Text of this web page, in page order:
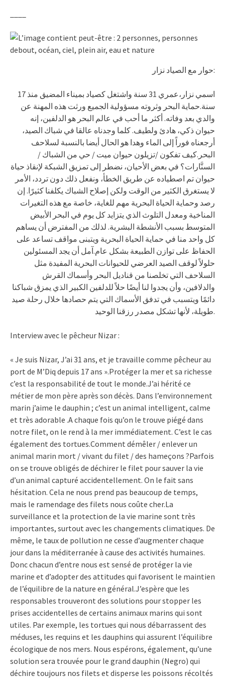
حوار مع الصياد نزار:
اسمي نزار،عمري 31 سنة واشتغل كصياد بميناء المضيق منذ 17
سنة.حماية البحر وثروته مسؤولية الجميع ورثت هذه المهنة عن
والدي بعد وفاته. أكثر ما أحب في عالم البحر هو الدلفين، إنه
حيوان ذكي، هادئ ولطيف. كلما وجدناه عالقا في شباك الصيد،
أرجعناه فوراً إلى الماء وهدا هو الحال أيضا بالنسبة لسلاحف
البحر.كيف تفكون /تزيلون حيوان ميت / حي من الشباك /
السنَّارات؟ في بعض الأحيان، نضطر إلى تمزيق الشبكة لإنقاذ حياة
حيوان تم اصطياده عن طريق الخطأ، ونفعل ذلك دون تردد، الأمر
لا يستغرق الكثير من الوقت ولكن إصلاح الشباك يكلفنا كثيرًا. إن
رصد وحماية الحياة البحرية مهم للغاية، خاصة مع هذه التغيرات
المناخية ومعدل التلوث الذي يتزايد كل يوم في البحر الأبيض
المتوسط بسبب الأنشطة البشرية. لذلك من المفترض أن يساهم
كل واحد منا في حماية الحياة البحرية ويتبنى مواقف تساعد على
الحفاظ على توازن الطبيعة بشكل عام.آمل أن يجد المسئولين
حلولاً لوقف الصيد العرضي للحيوانات البحرية المفيدة مثل
السلاحف التي تخلصنا من قناديل البحر وأسماك القرش
والدلافين، وأن يجدوا لنا أيضًا حلاً للدلفين الكبير الذي يمزق شباكنا
دائمًا ويتسبب في تدفق الأسماك التي يتم حصادها خلال رحلة صيد
طويلة، لأنها تشكل مصدر رزقنا الوحيد.
Interview avec le pêcheur Nizar :
« Je suis Nizar, J’ai 31 ans, et je travaille comme pêcheur au
port de M’Diq depuis 17 ans ».Protéger la mer et sa richesse
c’est la responsabilité de tout le monde.J’ai hérité ce
métier de mon père après son décès. Dans l’environnement
marin j’aime le dauphin ; c’est un animal intelligent, calme
et très adorable .A chaque fois qu’on le trouve piégé dans
notre filet, on le rend à la mer immédiatement. C’est le cas
également des tortues.Comment démêler / enlever un
animal marin mort / vivant du filet / des hameçons ?Parfois
on se trouve obligés de déchirer le filet pour sauver la vie
d’un animal capturé accidentellement. On le fait sans
hésitation. Cela ne nous prend pas beaucoup de temps,
mais le ramendage des filets nous coûte cher.La
surveillance et la protection de la vie marine sont très
importantes, surtout avec les changements climatiques. De
même, le taux de pollution ne cesse d’augmenter chaque
jour dans la méditerranée à cause des activités humaines.
Donc chacun d’entre nous est sensé de protéger la vie
marine et d’adopter des attitudes qui favorisent le maintien
de l’équilibre de la nature en général.J’espère que les
responsables trouveront des solutions pour stopper les
prises accidentelles de certains animaux marins qui sont
utiles. Par exemple, les tortues qui nous débarrassent des
méduses, les requins et les dauphins qui assurent l’équilibre
écologique de nos mers. Nous espérons, également, qu’une
solution sera trouvée pour le grand dauphin (Negro) qui
déchire toujours nos filets et disperse les poissons récoltés